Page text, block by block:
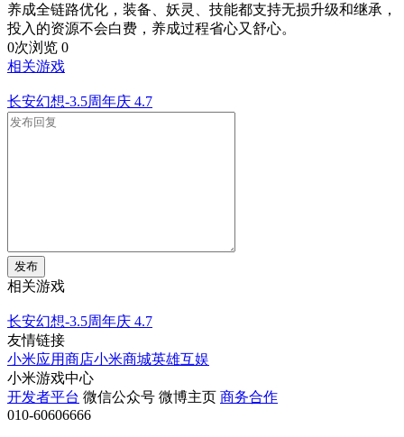
养成全链路优化，装备、妖灵、技能都支持无损升级和继承，
投入的资源不会白费，养成过程省心又舒心。
0次浏览 0
相关游戏
长安幻想-3.5周年庆 4.7
发布
相关游戏
长安幻想-3.5周年庆 4.7
友情链接
小米应用商店小米商城英雄互娱
小米游戏中心
开发者平台 微信公众号 微博主页 商务合作
010-60606666